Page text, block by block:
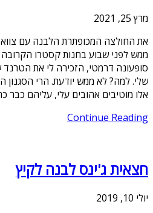
מרץ 25, 2021
את החולצה המכופתרת הלבנה עם
ממש לפני שבוע בחנות קסטרו
סופעונה דרמטי, הזכירה לי את
שלי. למה? לא ממש יודעת. הרי הסגנון
אלו מוטיבים אהובים עלי, עליהם כבר
Continue Reading
חצאית ג'ינס לבנה לקיץ
יולי 10, 2019